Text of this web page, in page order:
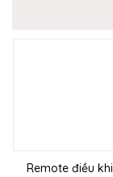
Remote điều